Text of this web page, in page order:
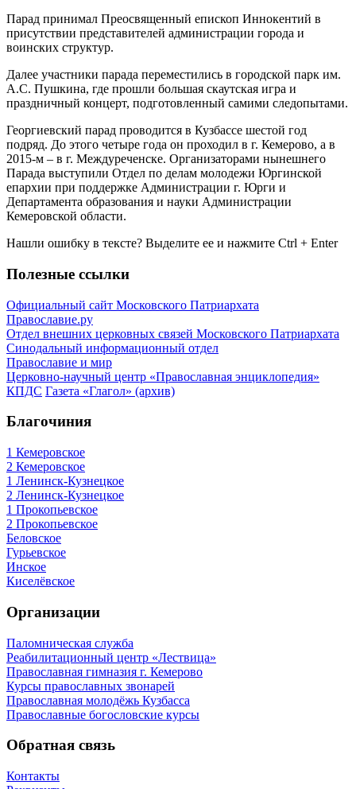
Парад принимал Преосвященный епископ Иннокентий в
присутствии представителей администрации города и
воинских структур.
Далее участники парада переместились в городской парк им.
А.С. Пушкина, где прошли большая скаутская игра и
праздничный концерт, подготовленный самими следопытами.
Георгиевский парад проводится в Кузбассе шестой год
подряд. До этого четыре года он проходил в г. Кемерово, а в
2015-м – в г. Междуреченске. Организаторами нынешнего
Парада выступили Отдел по делам молодежи Юргинской
епархии при поддержке Администрации г. Юрги и
Департамента образования и науки Администрации
Кемеровской области.
Нашли ошибку в тексте? Выделите ее и нажмите Ctrl + Enter
Полезные ссылки
Официальный сайт Московского Патриархата
Православие.ру
Отдел внешних церковных связей Московского Патриархата
Синодальный информационный отдел
Православие и мир
Церковно-научный центр «Православная энциклопедия»
КПДС Газета «Глагол» (архив)
Благочиния
1 Кемеровское
2 Кемеровское
1 Ленинск-Кузнецкое
2 Ленинск-Кузнецкое
1 Прокопьевское
2 Прокопьевское
Беловское
Гурьевское
Инское
Киселёвское
Организации
Паломническая служба
Реабилитационный центр «Лествица»
Православная гимназия г. Кемерово
Курсы православных звонарей
Православная молодёжь Кузбасса
Православные богословские курсы
Обратная связь
Контакты